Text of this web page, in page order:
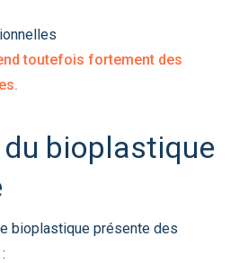
toutefois fortement des
bioplastique
bioplastique présente des